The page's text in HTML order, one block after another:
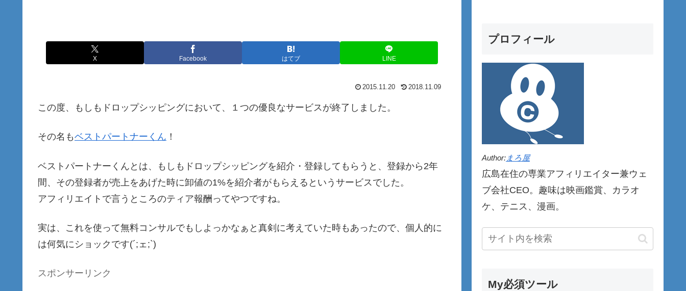
X Facebook はてブ LINE
2015.11.20 2018.11.09
この度、もしもドロップシッピングにおいて、１つの優良なサービスが終了しました。
その名もベストパートナーくん ！
ベストパートナーくんとは、もしもドロップシッピングを紹介・登録してもらうと、登録から2年
間、その登録者が売上をあげた時に卸値の1%を紹介者がもらえるというサービスでした。
アフィリエイトで言うところのティア報酬ってやつですね。
実は、これを使って無料コンサルでもしよっかなぁと真剣に考えていた時もあったので、個人的に
は何気にショックです(´;ェ;`)
スポンサーリンク
プロフィール
Author: まろ屋
広島在住の専業アフィリエイター兼ウェ
ブ会社CEO。趣味は映画鑑賞、カラオ
ケ、テニス、漫画。
My必須ツール